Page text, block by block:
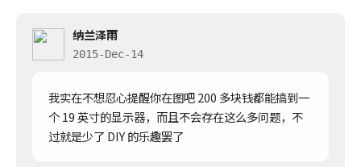
纳兰泽雨
2015-Dec-14
我实在不想忍心提醒你在图吧 200 多块钱都能搞到一
个 19 英寸的显示器，而且不会存在这么多问题，不
过就是少了 DIY 的乐趣罢了